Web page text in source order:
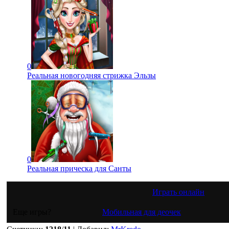
0
Реальная новогодняя стрижка Эльзы
0
Реальная прическа для Санты
Играть онлайн
Мобильная для деочек